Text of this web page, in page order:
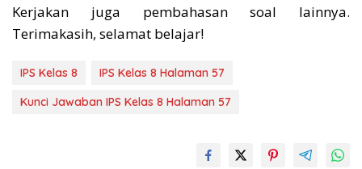
Kerjakan juga pembahasan soal lainnya.
Terimakasih, selamat belajar!
IPS Kelas 8
IPS Kelas 8 Halaman 57
Kunci Jawaban IPS Kelas 8 Halaman 57